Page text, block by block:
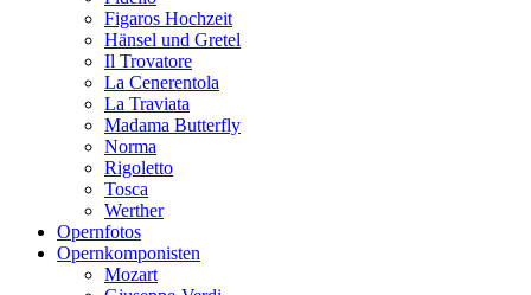
Figaros Hochzeit
Hänsel und Gretel
Il Trovatore
La Cenerentola
La Traviata
Madama Butterfly
Norma
Rigoletto
Tosca
Werther
Opernfotos
Opernkomponisten
Mozart